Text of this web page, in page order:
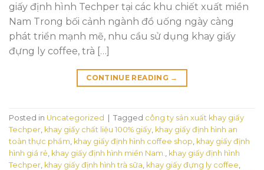
giấy định hình Techper tại các khu chiết xuất miền
Nam Trong bối cảnh ngành đồ uống ngày càng
phát triển mạnh mẽ, nhu cầu sử dụng khay giấy
đựng ly coffee, trà […]
CONTINUE READING →
Posted in Uncategorized Tagged công ty sản xuất khay giấy
Techper khay giấy chất liệu 100% giấy khay giấy định hình an
toàn thực phẩm khay giấy định hình coffee shop khay giấy định
hình giá rẻ khay giấy định hình miền Nam.
khay giấy định hình
Techper khay giấy định hình trà sữa khay giấy đựng ly coffee